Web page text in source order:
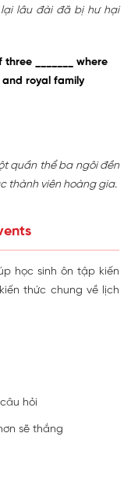
lâu đài đã bị hư hại
_______ where
and royal family
quần thể ba ngôi đền
thành viên hoàng gia.
học sinh ôn tập kiến
thức chung về lịch
hỏi
sẽ thắng